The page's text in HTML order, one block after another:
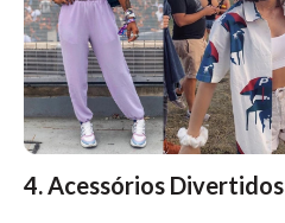
4. Acessórios Divertidos